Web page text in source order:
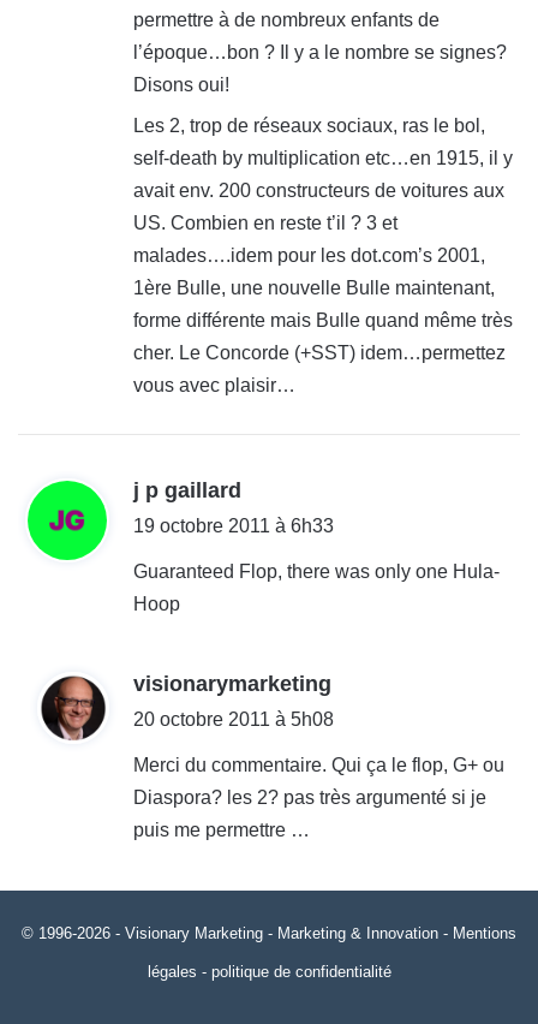
permettre à de nombreux enfants de
l’époque…bon ? Il y a le nombre se signes?
Disons oui!
Les 2, trop de réseaux sociaux, ras le bol,
self-death by multiplication etc…en 1915, il y
avait env. 200 constructeurs de voitures aux
US. Combien en reste t’il ? 3 et
malades….idem pour les dot.com’s 2001,
1ère Bulle, une nouvelle Bulle maintenant,
forme différente mais Bulle quand même très
cher. Le Concorde (+SST) idem…permettez
vous avec plaisir…
j p gaillard
i
19 octobre 2011 à 6h33
Guaranteed Flop, there was only one Hula-
Hoop
visionarymarketing
i
20 octobre 2011 à 5h08
Merci du commentaire. Qui ça le flop, G+ ou
Diaspora? les 2? pas très argumenté si je
puis me permettre …
© 1996-2026 - Visionary Marketing - Marketing & Innovation - Mentions
légales - politique de confidentialité